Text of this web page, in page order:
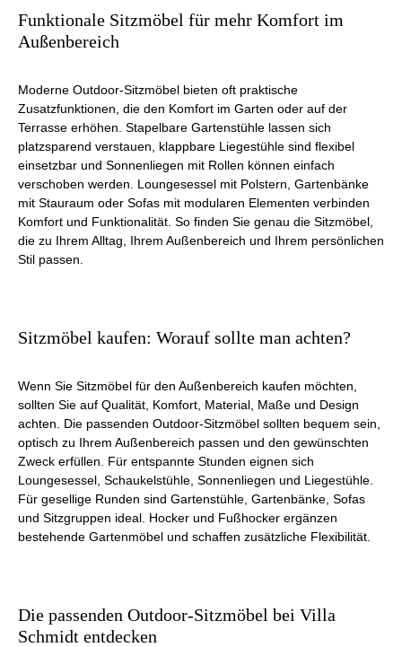
Funktionale Sitzmöbel für mehr Komfort im
Außenbereich
Moderne Outdoor-Sitzmöbel bieten oft praktische
Zusatzfunktionen, die den Komfort im Garten oder auf der
Terrasse erhöhen. Stapelbare Gartenstühle lassen sich
platzsparend verstauen, klappbare Liegestühle sind flexibel
einsetzbar und Sonnenliegen mit Rollen können einfach
verschoben werden. Loungesessel mit Polstern, Gartenbänke
mit Stauraum oder Sofas mit modularen Elementen verbinden
Komfort und Funktionalität. So finden Sie genau die Sitzmöbel,
die zu Ihrem Alltag, Ihrem Außenbereich und Ihrem persönlichen
Stil passen.
Sitzmöbel kaufen: Worauf sollte man achten?
Wenn Sie Sitzmöbel für den Außenbereich kaufen möchten,
sollten Sie auf Qualität, Komfort, Material, Maße und Design
achten. Die passenden Outdoor-Sitzmöbel sollten bequem sein,
optisch zu Ihrem Außenbereich passen und den gewünschten
Zweck erfüllen. Für entspannte Stunden eignen sich
Loungesessel, Schaukelstühle, Sonnenliegen und Liegestühle.
Für gesellige Runden sind Gartenstühle, Gartenbänke, Sofas
und Sitzgruppen ideal. Hocker und Fußhocker ergänzen
bestehende Gartenmöbel und schaffen zusätzliche Flexibilität.
Die passenden Outdoor-Sitzmöbel bei Villa
Schmidt entdecken